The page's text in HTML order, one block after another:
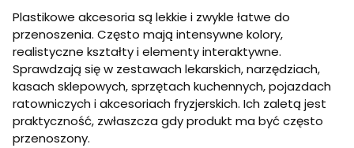
Plastikowe akcesoria są lekkie i zwykle łatwe do
przenoszenia. Często mają intensywne kolory,
realistyczne kształty i elementy interaktywne.
Sprawdzają się w zestawach lekarskich, narzędziach,
kasach sklepowych, sprzętach kuchennych, pojazdach
ratowniczych i akcesoriach fryzjerskich. Ich zaletą jest
praktyczność, zwłaszcza gdy produkt ma być często
przenoszony.